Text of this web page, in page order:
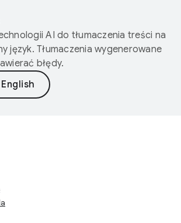
AI do tłumaczenia treści na
język. Tłumaczenia wygenerowane
błędy.